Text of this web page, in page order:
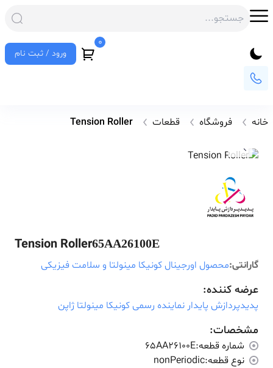
0
ورود / ثبت نام
خانه فروشگاه قطعات Tension Roller
Tension Roller65AA26100E
گارانتی:محصول اورجینال کونیکا مینولتا و سلامت فیزیکی
عرضه کننده:
پدیدپردازش پایدار نماینده رسمی کونیکا مینولتا ژاپن
مشخصات:
شماره قطعه:65AA26100E
نوع قطعه:nonPeriodic